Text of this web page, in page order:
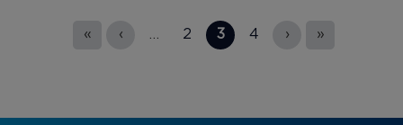
« ‹ 2 3 4 › »